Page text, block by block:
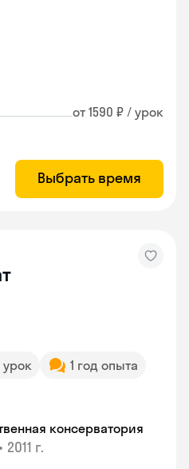
от 1590 ₽ / урок
Выбрать время
урок
1 год опыта
консерватория
• 2011 г.